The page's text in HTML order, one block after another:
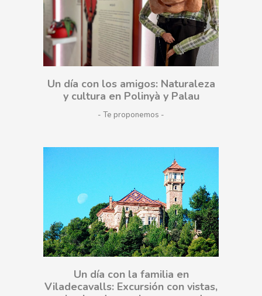
Un día con los amigos: Naturaleza
y cultura en Polinyà y Palau
- Te proponemos
Un día con la familia en
Viladecavalls: Excursión con vistas,